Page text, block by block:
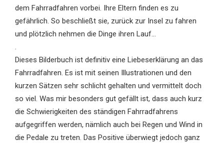
dem Fahrradfahren vorbei. Ihre Eltern finden es zu
gefährlich. So beschließt sie, zurück zur Insel zu fahren
und plötzlich nehmen die Dinge ihren Lauf...
.
Dieses Bilderbuch ist definitiv eine Liebeserklärung an das
Fahrradfahren. Es ist mit seinen Illustrationen und den
kurzen Sätzen sehr schlicht gehalten und vermittelt doch
so viel. Was mir besonders gut gefällt ist, dass auch kurz
die Schwierigkeiten des ständigen Fahrradfahrens
aufgegriffen werden, nämlich auch bei Regen und Wind in
die Pedale zu treten. Das Positive überwiegt jedoch ganz